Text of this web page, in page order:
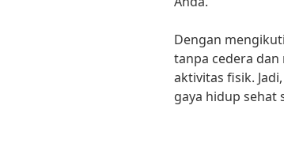
Dengan
tanpa cedera
aktivitas fisik.
gaya hidup sehat